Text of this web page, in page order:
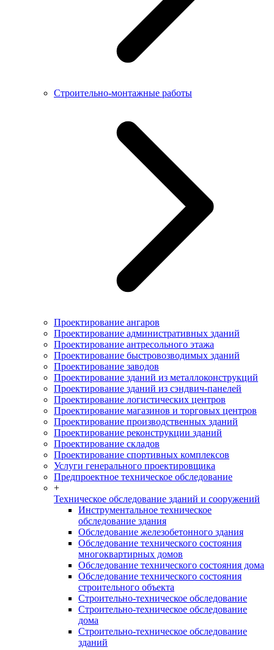
Строительно-монтажные работы
Проектирование ангаров
Проектирование административных зданий
Проектирование антресольного этажа
Проектирование быстровозводимых зданий
Проектирование заводов
Проектирование зданий из металлоконструкций
Проектирование зданий из сэндвич-панелей
Проектирование логистических центров
Проектирование магазинов и торговых центров
Проектирование производственных зданий
Проектирование реконструкции зданий
Проектирование складов
Проектирование спортивных комплексов
Услуги генерального проектировщика
Предпроектное техническое обследование
+
Техническое обследование зданий и сооружений
Инструментальное техническое
обследование здания
Обследование железобетонного здания
Обследование технического состояния
многоквартирных домов
Обследование технического состояния дома
Обследование технического состояния
строительного объекта
Строительно-техническое обследование
Строительно-техническое обследование
дома
Строительно-техническое обследование
зданий